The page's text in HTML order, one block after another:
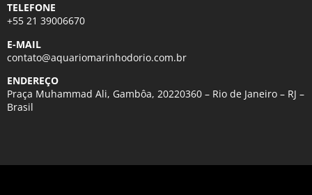
TELEFONE
+55 21 39006670
E-MAIL
contato@aquariomarinhodorio.com.br
ENDEREÇO
Praça Muhammad Ali, Gambôa, 20220360 – Rio de Janeiro – RJ –
Brasil